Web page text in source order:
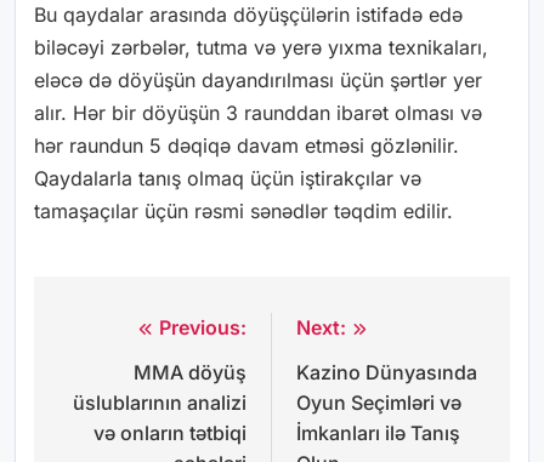
Bu qaydalar arasında döyüşçülərin istifadə edə
biləcəyi zərbələr, tutma və yerə yıxma texnikaları,
eləcə də döyüşün dayandırılması üçün şərtlər yer
alır. Hər bir döyüşün 3 raunddan ibarət olması və
hər raundun 5 dəqiqə davam etməsi gözlənilir.
Qaydalarla tanış olmaq üçün iştirakçılar və
tamaşaçılar üçün rəsmi sənədlər təqdim edilir.
navigation
Previous:
MMA döyüş
üslublarının analizi
və onların tətbiqi
Next:
Kazino Dünyasında
Oyun Seçimləri və
İmkanları ilə Tanış